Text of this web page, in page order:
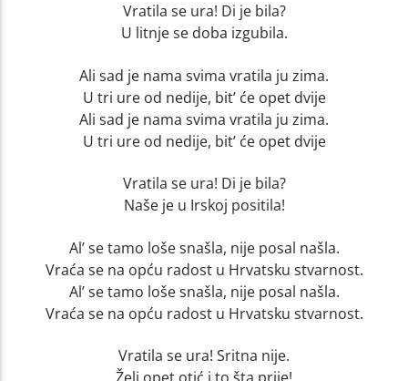
Vratila se ura! Di je bila?
U litnje se doba izgubila.
Ali sad je nama svima vratila ju zima.
U tri ure od nedije, bit’ će opet dvije
Ali sad je nama svima vratila ju zima.
U tri ure od nedije, bit’ će opet dvije
Vratila se ura! Di je bila?
Naše je u Irskoj positila!
Al’ se tamo loše snašla, nije posal našla.
Vraća se na opću radost u Hrvatsku stvarnost.
Al’ se tamo loše snašla, nije posal našla.
Vraća se na opću radost u Hrvatsku stvarnost.
Vratila se ura! Sritna nije.